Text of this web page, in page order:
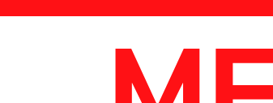
MetaData